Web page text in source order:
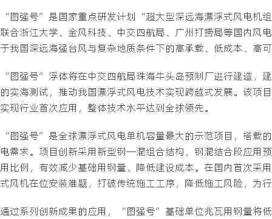
“图强号”是国家重点研发计划“超大型深远海漂浮式风电机
联合浙江大学、金风科技、中交四航局、广州打捞局等国内
于我国深远海强台风与复杂地质条件下的高承载、低成本、高
“图强号”浮体将在中交四航局珠海牛头岛预制厂进行建造，
的实海测试，推动我国漂浮式风电技术实现跨越式发展。该项
实现行业首次应用，整体技术水平达到全球领先。
“图强号”是全球漂浮式风电单机容量最大的示范项目，搭载
电需求。项目创新采用新型钢—混组合结构，钢混结合段应用
用比例，有效减少基础用钢量、降低建设成本。在国内首次
式风机在位安装难题，打破传统施工工序，降低施工风险，为
通过系列创新成果的应用，“图强号”基础单位兆瓦用钢量将